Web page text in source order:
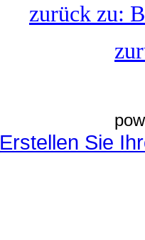
zurück zu:
Erstellen Sie